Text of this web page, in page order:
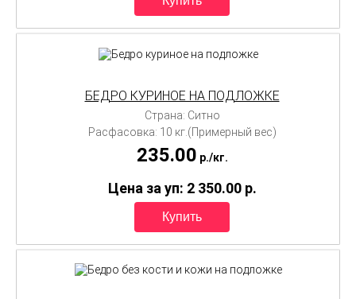
БЕДРО КУРИНОЕ НА ПОДЛОЖКЕ
Страна: Ситно
Расфасовка: 10 кг.(Примерный вес)
235.00 p./кг.
Цена за уп: 2 350.00 p.